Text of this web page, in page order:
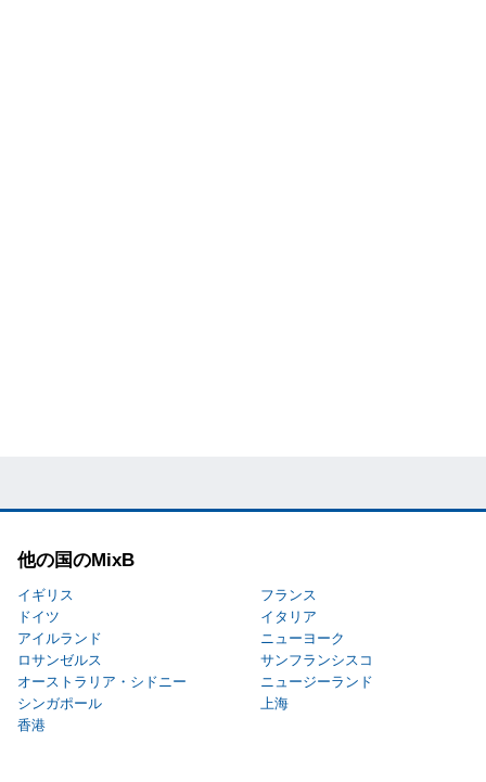
他の国のMixB
イギリス
フランス
ドイツ
イタリア
アイルランド
ニューヨーク
ロサンゼルス
サンフランシスコ
オーストラリア・シドニー
ニュージーランド
シンガポール
上海
香港